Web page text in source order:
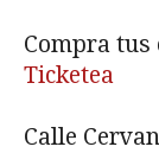
Compra tus
Ticketea
Calle